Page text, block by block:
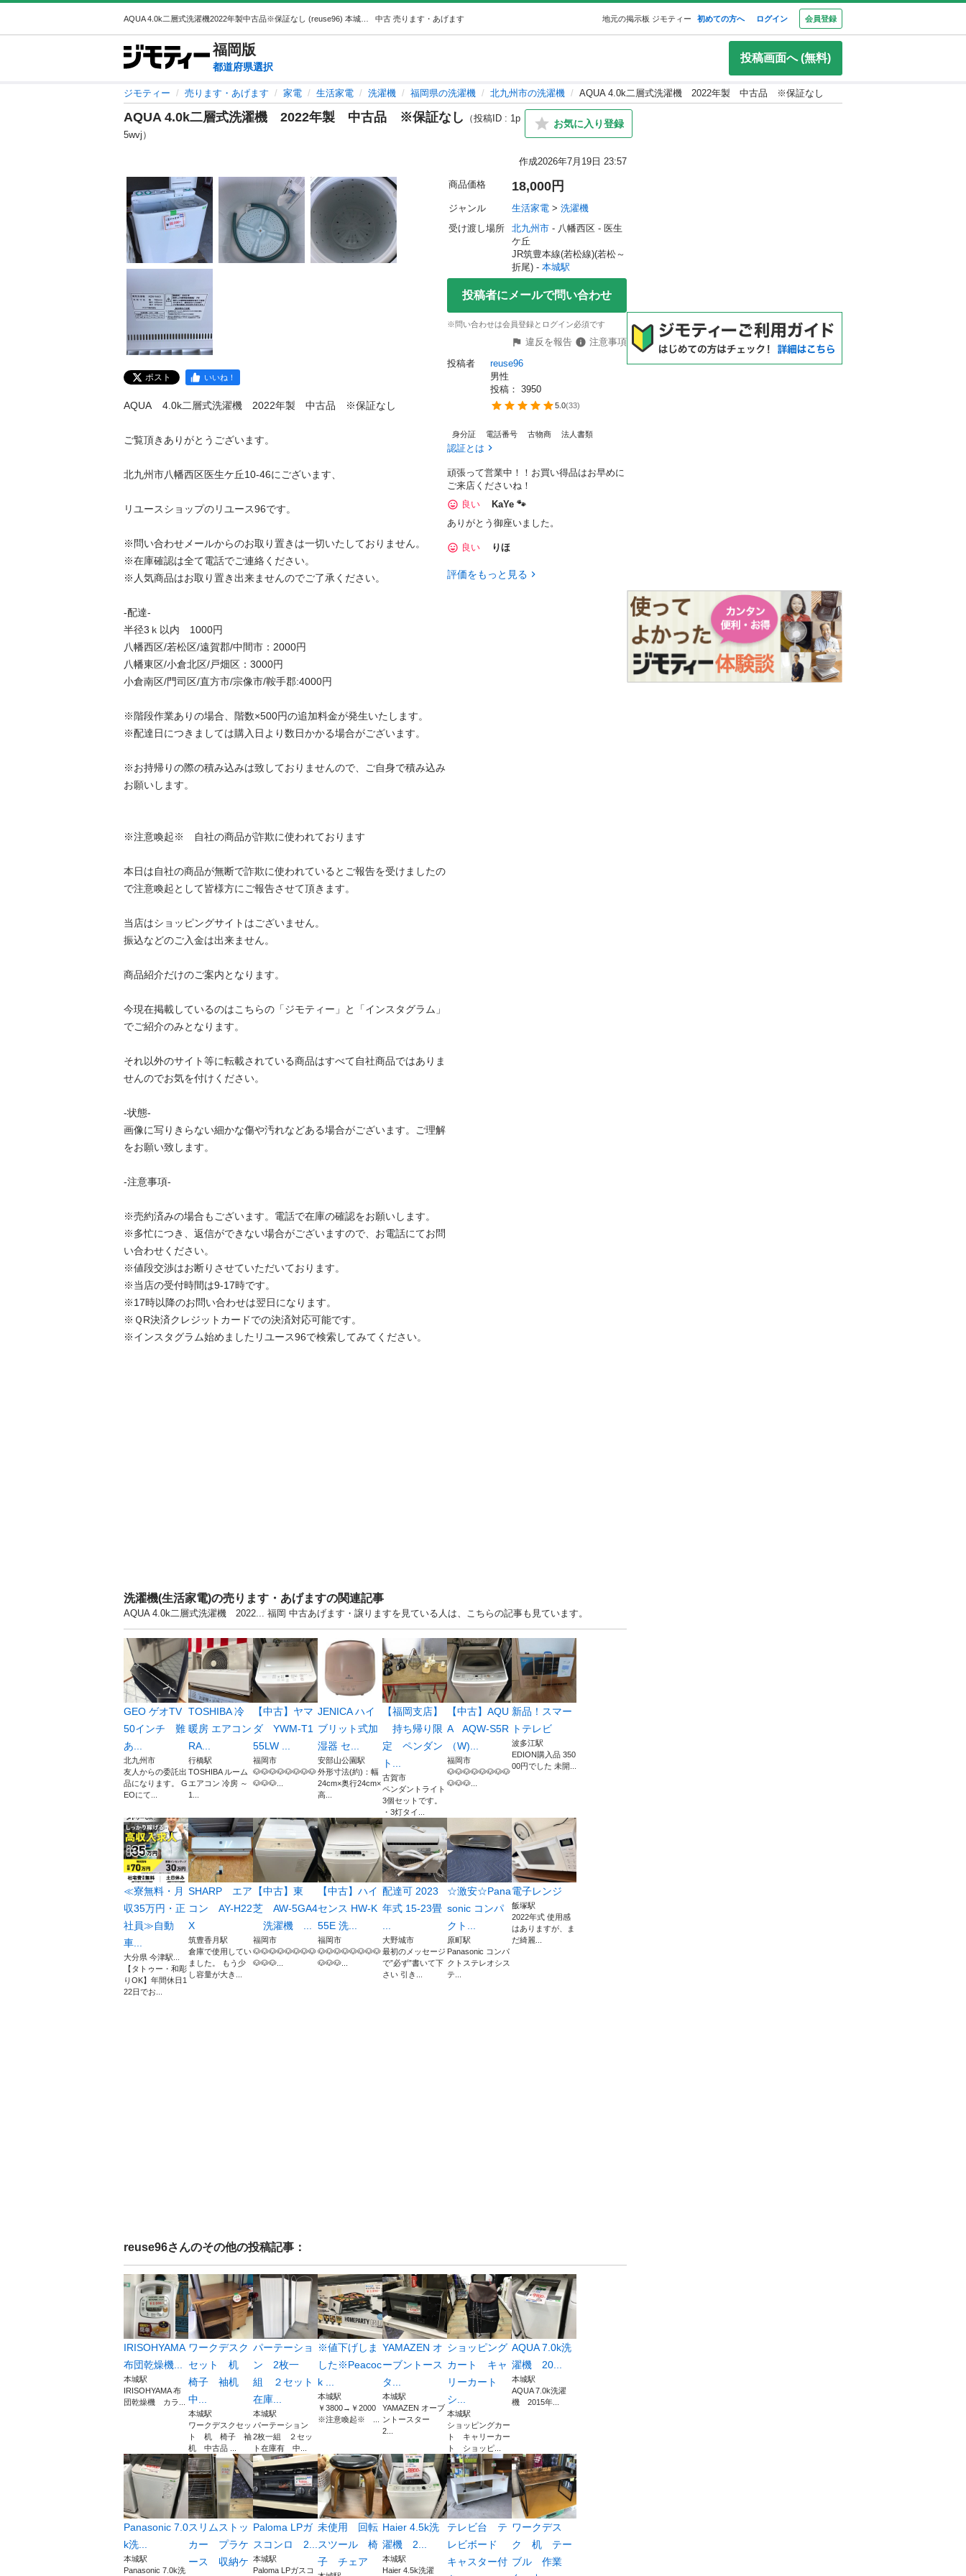
中古 売ります・あげます 地元の掲示板 ジモティー 初めての方へ ログイン 会員登録
福岡版
都道府県選択
投稿画面へ (無料)
ジモティー 売ります・あげます 家電 生活家電 洗濯機 福岡県の洗濯機 北九州市の洗濯機 AQUA 4.0k二層式洗濯機 2022年製 中古品 ※保証なし
AQUA 4.0k二層式洗濯機 2022年製 中古品 ※保証なし
（投稿ID : 1p
5wvj）
お気に入り登録
作成2026年7月19日 23:57
ポスト いいね！
AQUA    4.0k二層式洗濯機　2022年製　中古品　※保証なし
ご覧頂きありがとうございます。
北九州市八幡西区医生ケ丘10-46にございます、
リユースショップのリユース96です。
※問い合わせメールからのお取り置きは一切いたしておりません。
※在庫確認は全て電話でご連絡ください。
※人気商品はお取り置き出来ませんのでご了承ください。
-配達-
半径3ｋ以内　1000円
八幡西区/若松区/遠賀郡/中間市：2000円
八幡東区/小倉北区/戸畑区：3000円
小倉南区/門司区/直方市/宗像市/鞍手郡:4000円
※階段作業ありの場合、階数×500円の追加料金が発生いたします。
※配達日につきましては購入日より数日かかる場合がございます。
※お持帰りの際の積み込みは致しておりませんので、ご自身で積み込み
お願いします。
※注意喚起※　自社の商品が詐欺に使われております
本日は自社の商品が無断で詐欺に使われているとご報告を受けましたの
で注意喚起として皆様方にご報告させて頂きます。
当店はショッピングサイトはございません。
振込などのご入金は出来ません。
商品紹介だけのご案内となります。
今現在掲載しているのはこちらの「ジモティー」と「インスタグラム」
でご紹介のみとなります。
それ以外のサイト等に転載されている商品はすべて自社商品ではありま
せんのでお気を付けください。
-状態-
画像に写りきらない細かな傷や汚れなどある場合がございます。ご理解
をお願い致します。
-注意事項-
※売約済みの場合もございます。電話で在庫の確認をお願いします。
※多忙につき、返信ができない場合がございますので、お電話にてお問
い合わせください。
※値段交渉はお断りさせていただいております。
※当店の受付時間は9-17時です。
※17時以降のお問い合わせは翌日になります。
※ＱR決済クレジットカードでの決済対応可能です。
※インスタグラム始めましたリユース96で検索してみてください。
商品価格 18,000円
ジャンル 生活家電 > 洗濯機
受け渡し場所
北九州市 - 八幡西区 - 医生
ケ丘
JR筑豊本線(若松線)(若松～
折尾) - 本城駅
投稿者にメールで問い合わせ
※問い合わせは会員登録とログイン必須です
違反を報告
注意事項
投稿者
reuse96
男性
投稿： 3950
5.0(33)
身分証 電話番号 古物商 法人書類
認証とは
頑張って営業中！！お買い得品はお早めに
ご来店くださいね！
良い
KaYe 🐾
ありがとう御座いました。
良い りほ
評価をもっと見る
洗濯機(生活家電)の売ります・あげますの関連記事
AQUA 4.0k二層式洗濯機 2022... 福岡 中古あげます・譲りますを見ている人は、こちらの記事も見ています。
GEO ゲオTV
50インチ 難
あ...
北九州市
友人からの委託出
品になります。 G
EOにて...
TOSHIBA 冷
暖房 エアコン
RA...
行橋駅
TOSHIBA ルーム
エアコン 冷房 ～
1...
【中古】ヤマ
ダ YWM-T1
55LW ...
福岡市
🐶🐶🐶🐶🐶🐶🐶🐶
🐶🐶🐶...
JENICA ハイ
ブリット式加
湿器 セ...
安部山公園駅
外形寸法(約)：幅
24cm×奥行24cm×
高...
【福岡支店】
持ち帰り限
定 ペンダン
ト...
古賀市
ペンダントライト
3個セットです。
・3灯タイ...
【中古】AQU
A AQW-S5R
（W)...
福岡市
🐶🐶🐶🐶🐶🐶🐶🐶
🐶🐶🐶...
新品！スマー
トテレビ
波多江駅
EDION購入品 350
00円でした 未開...
≪寮無料・月
収35万円・正
社員≫自動
車...
大分県 今津駅...
【タトゥー・和彫
りOK】年間休日1
22日でお...
SHARP エア
コン AY-H22
X
筑豊香月駅
倉庫で使用してい
ました。 もう少
し容量が大き...
【中古】東
芝 AW-5GA4
洗濯機 ...
福岡市
🐶🐶🐶🐶🐶🐶🐶🐶
🐶🐶🐶...
【中古】ハイ
センス HW-K
55E 洗...
福岡市
🐶🐶🐶🐶🐶🐶🐶🐶
🐶🐶🐶...
配達可 2023
年式 15-23畳
大野城市
最初のメッセージ
で”必ず”書いて下
さい 引き...
☆激安☆Pana
sonic コンパ
クト...
原町駅
Panasonic コンパ
クトステレオシス
テ...
電子レンジ
飯塚駅
2022年式 使用感
はありますが、ま
だ綺麗...
reuse96さんのその他の投稿記事：
IRISOHYAMA
布団乾燥機...
本城駅
IRISOHYAMA 布
団乾燥機 カラ...
ワークデスク
セット 机
椅子 袖机
中...
本城駅
ワークデスクセッ
ト 机 椅子 袖
机 中古品 ...
パーテーショ
ン 2枚一
組 ２セット
在庫...
本城駅
パーテーション
2枚一組 ２セッ
ト在庫有 中...
※値下げしま
した※Peacoc
k ...
本城駅
￥3800→￥2000
※注意喚起※ ...
YAMAZEN オ
ーブントース
タ...
本城駅
YAMAZEN オーブ
ントースター
2...
ショッピング
カート キャ
リーカート
シ...
本城駅
ショッピングカー
ト キャリーカー
ト ショッピ...
AQUA 7.0k洗
濯機 20...
本城駅
AQUA 7.0k洗濯
機 2015年...
Panasonic 7.0
k洗...
本城駅
Panasonic 7.0k洗
スリムストッ
カー プラケ
ース 収納ケ
Paloma LPガ
スコンロ 2...
本城駅
Paloma LPガスコ
未使用 回転
スツール 椅
子 チェア
Haier 4.5k洗
濯機 2...
本城駅
Haier 4.5k洗濯
テレビ台 テ
レビボード
キャスター付
ワークデス
ク 机 テー
ブル 作業